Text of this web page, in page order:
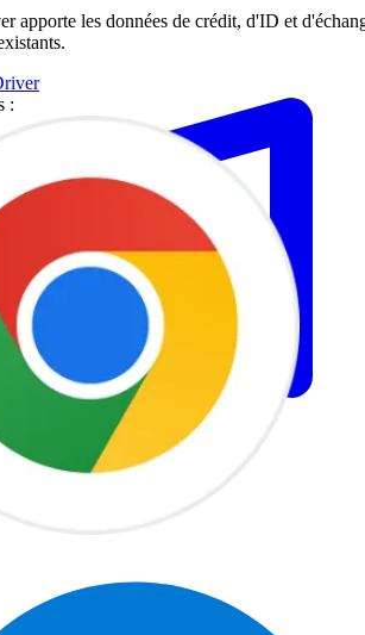
apporte les données de crédit, d'ID et
: